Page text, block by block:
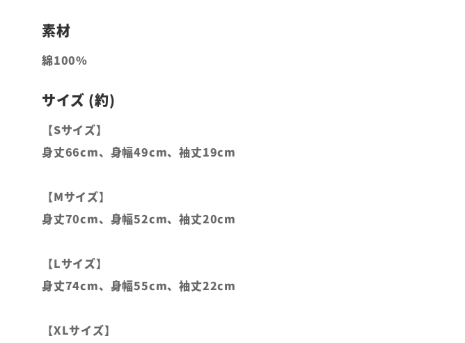
綿100%
【Sサイズ】
身丈66cm、身幅49cm、袖丈19cm
【Mサイズ】
身丈70cm、身幅52cm、袖丈20cm
【Lサイズ】
身丈74cm、身幅55cm、袖丈22cm
【XLサイズ】